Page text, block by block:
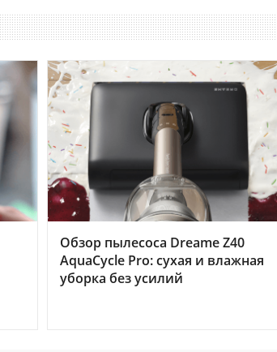
Обзор пылесоса Dreame Z40
AquaCycle Pro: сухая и влажная
уборка без усилий